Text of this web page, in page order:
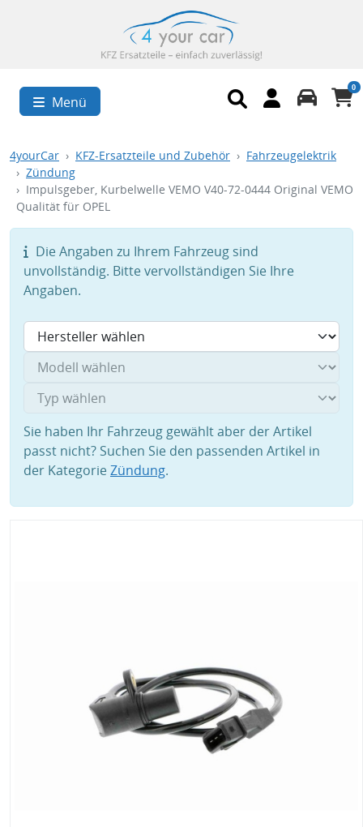
Menü
0
4yourCar KFZ-Ersatzteile und Zubehör
Fahrzeugelektrik
Zündung
Impulsgeber, Kurbelwelle VEMO V40-72-0444 Original VEMO
Qualität für OPEL
Die Angaben zu Ihrem Fahrzeug sind
unvollständig. Bitte vervollständigen Sie Ihre
Angaben.
Sie haben Ihr Fahrzeug gewählt aber der Artikel
passt nicht? Suchen Sie den passenden Artikel in
der KategorieZündung.